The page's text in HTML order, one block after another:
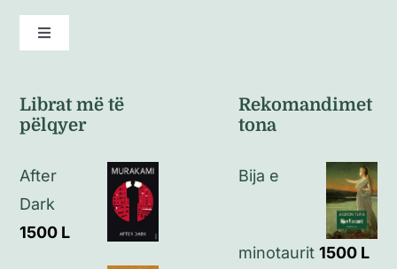
Toggle
Politikat e kthimeve
Politikat e privatësisë
Kontakt
Librat më të
pëlqyer
After
Dark
1500 L
Rekomandimet
tona
Bija e
minotaurit 1500 L